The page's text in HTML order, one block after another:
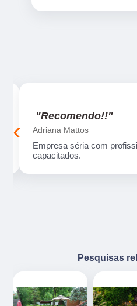
"Recomendo!!"
Adriana Mattos
Empresa séria com
capacitados.
‹
Pesquisas